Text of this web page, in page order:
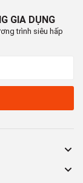
13:30 -
TP Hồ Chí
GIA DỤNG
trình siêu hấp